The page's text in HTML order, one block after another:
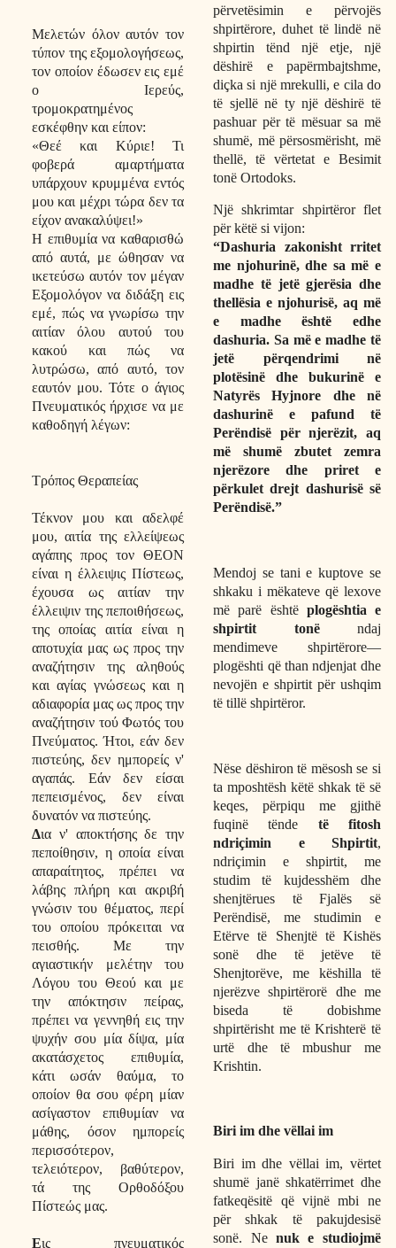
Μελετών όλον αυτόν τον
τύπον της εξομολογήσεως,
τον οποίον έδωσεν εις εμέ
ο Ιερεύς,
τρομοκρατημένος
εσκέφθην και είπον:
«Θεέ και Κύριε! Τι
φοβερά αμαρτήματα
υπάρχουν κρυμμένα εντός
μου και μέχρι τώρα δεν τα
είχον ανακαλύψει!»
Η επιθυμία να καθαρισθώ
από αυτά, με ώθησαν να
ικετεύσω αυτόν τον μέγαν
Εξομολόγον να διδάξη εις
εμέ, πώς να γνωρίσω την
αιτίαν όλου αυτού του
κακού και πώς να
λυτρώσω, από αυτό, τον
εαυτόν μου. Τότε ο άγιος
Πνευματικός ήρχισε να με
καθοδηγή λέγων:
Τρόπος Θεραπείας
Τέκνον μου και αδελφέ
μου, αιτία της ελλείψεως
αγάπης προς τον ΘΕΟΝ
είναι η έλλειψις Πίστεως,
έχουσα ως αιτίαν την
έλλειψιν της πεποιθήσεως,
της οποίας αιτία είναι η
αποτυχία μας ως προς την
αναζήτησιν της αληθούς
και αγίας γνώσεως και η
αδιαφορία μας ως προς την
αναζήτησιν τού Φωτός του
Πνεύματος. Ήτοι, εάν δεν
πιστεύης, δεν ημπορείς ν'
αγαπάς. Εάν δεν είσαι
πεπεισμένος, δεν είναι
δυνατόν να πιστεύης.
Δια ν' αποκτήσης δε την
πεποίθησιν, η οποία είναι
απαραίτητος, πρέπει να
λάβης πλήρη και ακριβή
γνώσιν του θέματος, περί
του οποίου πρόκειται να
πεισθής. Με την
αγιαστικήν μελέτην του
Λόγου του Θεού και με
την απόκτησιν πείρας,
πρέπει να γεννηθή εις την
ψυχήν σου μία δίψα, μία
ακατάσχετος επιθυμία,
κάτι ωσάν θαύμα, το
οποίον θα σου φέρη μίαν
ασίγαστον επιθυμίαν να
μάθης, όσον ημπορείς
περισσότερον,
τελειότερον, βαθύτερον,
τά της Ορθοδόξου
Πίστεώς μας.
Εις πνευματικός
përvetësimin e përvojës
shpirtërore, duhet të lindë në
shpirtin tënd një etje, një
dëshirë e papërmbajtshme,
diçka si një mrekulli, e cila do
të sjellë në ty një dëshirë të
pashuar për të mësuar sa më
shumë, më përsosmërisht, më
thellë, të vërtetat e Besimit
tonë Ortodoks.
Një shkrimtar shpirtëror flet
për këtë si vijon:
“Dashuria zakonisht rritet
me njohurinë, dhe sa më e
madhe të jetë gjerësia dhe
thellësia e njohurisë, aq më
e madhe është edhe
dashuria. Sa më e madhe të
jetë përqendrimi në
plotësinë dhe bukurinë e
Natyrës Hyjnore dhe në
dashurinë e pafund të
Perëndisë për njerëzit, aq
më shumë zbutet zemra
njerëzore dhe priret e
përkulet drejt dashurisë së
Perëndisë.”
Mendoj se tani e kuptove se
shkaku i mëkateve që lexove
më parë është plogështia e
shpirtit tonëndaj
mendimeve shpirtërore—
plogështi që than ndjenjat dhe
nevojën e shpirtit për ushqim
të tillë shpirtëror.
Nëse dëshiron të mësosh se si
ta mposhtësh këtë shkak të së
keqes, përpiqu me gjithë
fuqinë tënde të fitosh
ndriçimin e Shpirtit,
ndriçimin e shpirtit, me
studim të kujdesshëm dhe
shenjtërues të Fjalës së
Perëndisë, me studimin e
Etërve të Shenjtë të Kishës
sonë dhe të jetëve të
Shenjtorëve, me këshilla të
njerëzve shpirtërorë dhe me
biseda të dobishme
shpirtërisht me të Krishterë të
urtë dhe të mbushur me
Krishtin.
Biri im dhe vëllai im
Biri im dhe vëllai im, vërtet
shumë janë shkatërrimet dhe
fatkeqësitë që vijnë mbi ne
për shkak të pakujdesisë
sonë. Ne nuk e studiojmë